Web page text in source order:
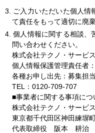
3. ご入力いただいた個人情
て責任をもって適切に廃
4. 個人情報に関する相談、
問い合わせください。
株式会社テクノ・サービス
個人情報保護管理責任者
各種お申し出先：募集担
TEL：0120-709-707
■事業者に関する事項につ
株式会社テクノ・サービス
東京都千代田区神田練塀
代表取締役 阪本 耕治